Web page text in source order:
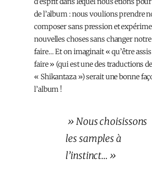
de l’album : nous voulions prendre
composer sans pression et
nouvelles choses sans changer
faire… Et on imaginait « qu’être
faire » (qui est une des traductions de
« Shikantaza ») serait une bonne
l’album !
» Nous choisissons
les samples à
l’instinct… »